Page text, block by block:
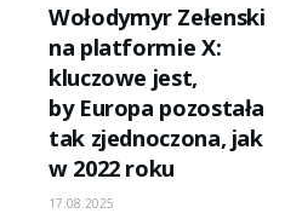
Wołodymyr Zełenski
na platformie X:
kluczowe jest,
by Europa pozostała
tak zjednoczona, jak
w 2022 roku
17.08.2025